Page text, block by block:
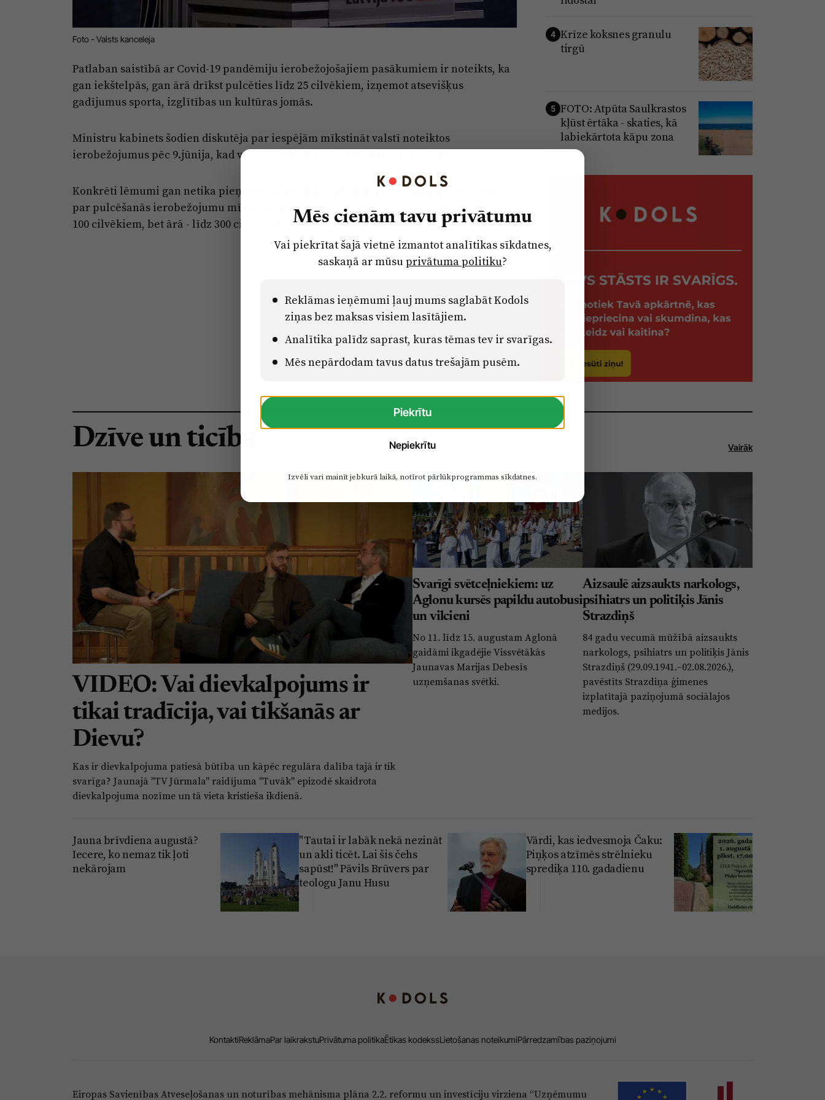
Foto - Valsts kanceleja
Patlaban saistībā ar Covid-19 pandēmiju ierobežojošajiem pasākumiem ir noteikts, ka
gan iekštelpās, gan ārā drīkst pulcēties līdz 25 cilvēkiem, izņemot atsevišķus
gadījumus sporta, izglītības un kultūras jomās.
Ministru kabinets šodien diskutēja par iespējām mīkstināt valstī noteiktos
ierobežojumus pēc 9.jūnija, kad valstī paredzēts izbeigt ārkārtējo situāciju.
Konkrēti lēmumi gan netika pieņemti, tomēr ministri vienojušies nākamnedēļ lemt
par pulcēšanās ierobežojumu mīkstināšanu, pēc 9.jūnija atļaujot telpās pulcēties līdz
100 cilvēkiem, bet ārā - līdz 300 cilvēkiem.
4 Krīze koksnes granulu
tirgū
5 FOTO: Atpūta Saulkrastos
kļūst ērtāka - skaties, kā
labiekārtota kāpu zona
Dzīve un ticība Vairāk
VIDEO: Vai dievkalpojums ir
tikai tradīcija, vai tikšanās ar
Dievu?
Kas ir dievkalpojuma patiesā būtība un kāpēc regulāra dalība tajā ir tik
svarīga? Jaunajā "TV Jūrmala" raidījuma "Tuvāk" epizodē skaidrota
dievkalpojuma nozīme un tā vieta kristieša ikdienā.
Svarīgi svētceļniekiem: uz
Aglonu kursēs papildu autobusi
un vilcieni
No 11. līdz 15. augustam Aglonā
gaidāmi ikgadējie Vissvētākās
Jaunavas Marijas Debesīs
uzņemšanas svētki.
Aizsaulē aizsaukts narkologs,
psihiatrs un politiķis Jānis
Strazdiņš
84 gadu vecumā mūžībā aizsaukts
narkologs, psihiatrs un politiķis Jānis
Strazdiņš (29.09.1941.–02.08.2026.),
pavēstīts Strazdiņa ģimenes
izplatītajā paziņojumā sociālajos
medijos.
Jauna brīvdiena augustā?
Iecere, ko nemaz tik ļoti
nekārojam
"Tautai ir labāk nekā nezināt
un akli ticēt. Lai šis čehs
sapūst!" Pāvils Brūvers par
teologu Janu Husu
Vārdi, kas iedvesmoja Čaku:
Piņķos atzīmēs strēlnieku
sprediķa 110. gadadienu
KontaktiReklāmaPar laikrakstuPrivātuma politikaĒtikas kodekssLietošanas noteikumiPārredzamības paziņojumi
Eiropas Savienības Atveseļošanas un noturības mehānisma plāna 2.2. reformu un investīciju virziena “Uzņēmumu
Mēs cienām tavu privātumu
Vai piekrītat šajā vietnē izmantot analītikas sīkdatnes,
saskaņā ar mūsu privātuma politiku?
Reklāmas ieņēmumi ļauj mums saglabāt Kodols
ziņas bez maksas visiem lasītājiem.
Analītika palīdz saprast, kuras tēmas tev ir svarīgas.
Mēs nepārdodam tavus datus trešajām pusēm.
Piekrītu
Nepiekrītu
Izvēli vari mainīt jebkurā laikā, notīrot pārlūkprogrammas sīkdatnes.